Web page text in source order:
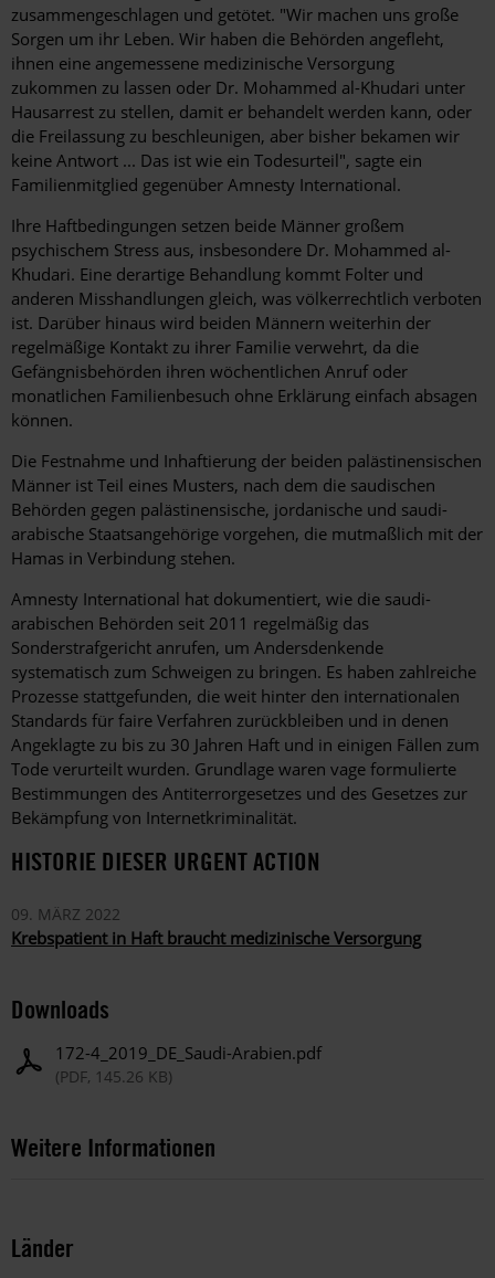
zusammengeschlagen und getötet. "Wir machen uns große
Sorgen um ihr Leben. Wir haben die Behörden angefleht,
ihnen eine angemessene medizinische Versorgung
zukommen zu lassen oder Dr. Mohammed al-Khudari unter
Hausarrest zu stellen, damit er behandelt werden kann, oder
die Freilassung zu beschleunigen, aber bisher bekamen wir
keine Antwort ... Das ist wie ein Todesurteil", sagte ein
Familienmitglied gegenüber Amnesty International.
Ihre Haftbedingungen setzen beide Männer großem
psychischem Stress aus, insbesondere Dr. Mohammed al-
Khudari. Eine derartige Behandlung kommt Folter und
anderen Misshandlungen gleich, was völkerrechtlich verboten
ist. Darüber hinaus wird beiden Männern weiterhin der
regelmäßige Kontakt zu ihrer Familie verwehrt, da die
Gefängnisbehörden ihren wöchentlichen Anruf oder
monatlichen Familienbesuch ohne Erklärung einfach absagen
können.
Die Festnahme und Inhaftierung der beiden palästinensischen
Männer ist Teil eines Musters, nach dem die saudischen
Behörden gegen palästinensische, jordanische und saudi-
arabische Staatsangehörige vorgehen, die mutmaßlich mit der
Hamas in Verbindung stehen.
Amnesty International hat dokumentiert, wie die saudi-
arabischen Behörden seit 2011 regelmäßig das
Sonderstrafgericht anrufen, um Andersdenkende
systematisch zum Schweigen zu bringen. Es haben zahlreiche
Prozesse stattgefunden, die weit hinter den internationalen
Standards für faire Verfahren zurückbleiben und in denen
Angeklagte zu bis zu 30 Jahren Haft und in einigen Fällen zum
Tode verurteilt wurden. Grundlage waren vage formulierte
Bestimmungen des Antiterrorgesetzes und des Gesetzes zur
Bekämpfung von Internetkriminalität.
HISTORIE DIESER URGENT ACTION
09. MÄRZ 2022
Krebspatient in Haft braucht medizinische Versorgung
Downloads
172-4_2019_DE_Saudi-Arabien.pdf
(PDF, 145.26 KB)
Weitere Informationen
Länder